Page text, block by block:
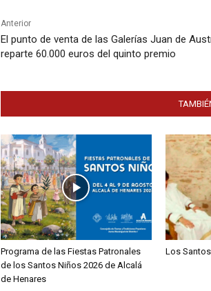
Anterior
El punto de venta de las Galerías Juan de
reparte 60.000 euros del quinto premio
Programa de las Fiestas Patronales
de los Santos Niños 2026 de Alcalá
de Henares
Los